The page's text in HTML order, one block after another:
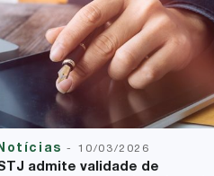
- 10/03/2026
admite validade de